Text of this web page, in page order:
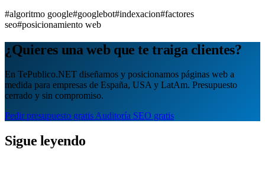
#algoritmo google#googlebot#indexacion#factores
seo#posicionamiento web
¿Quieres una web que te traiga clientes?
En TePublico.NET diseñamos y posicionamos páginas web a
medida para empresas de España, USA y LatAm. Presupuesto
cerrado y sin compromiso.
Pedir presupuesto gratis Auditoría SEO gratis
Sigue leyendo